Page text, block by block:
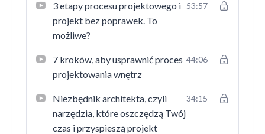
3 etapy procesu projektowego i
projekt bez poprawek. To
możliwe?
53:57
7 kroków, aby usprawnić proces
projektowania wnętrz
44:06
Niezbędnik architekta, czyli
narzędzia, które oszczędzą Twój
czas i przyspieszą projekt
34:15